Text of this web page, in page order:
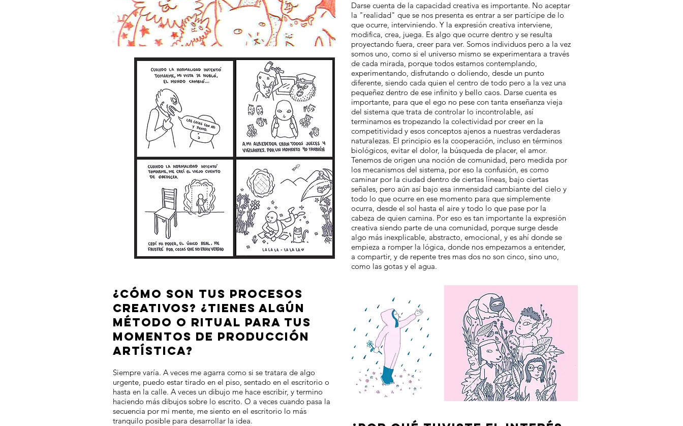
Darse cuenta de la capacidad creativa es importante. No aceptar
la "realidad" que se nos presenta es entrar a ser partícipe de lo
que ocurre, interviniendo. Y la expresión creativa interviene,
modifica, crea, juega. Es algo que ocurre dentro y se resulta
proyectando fuera, creer para ver. Somos individuos pero a la vez
somos uno, como si el universo mismo se experimentara a través
de cada mirada, porque todos estamos contemplando,
experimentando, disfrutando o doliendo, desde un punto
diferente, siendo cada quien el centro de todo pero a la vez una
pequeñez dentro de ese infinito y bello caos. Darse cuenta es
importante, para que el ego no pese con tanta enseñanza vieja
del sistema que trata de controlar lo incontrolable, así
terminamos es tropezando la colectividad por creer en la
competitividad y esos conceptos ajenos a nuestras verdaderas
naturalezas. El principio es la cooperación, incluso en términos
biológicos, evitar el dolor, la búsqueda de placer, el amor.
Tenemos de origen una noción de comunidad, pero medida por
los mecanismos del sistema, por eso la confusión, es como
caminar por la ciudad dentro de ciertas líneas, bajo ciertas
señales, pero aún así bajo esa inmensidad cambiante del cielo y
todo lo que ocurre en ese momento para que simplemente
ocurra, desde el sol hasta el aire y todo lo que pase por la
cabeza de quien camina. Por eso es tan importante la expresión
creativa siendo parte de una comunidad, porque surge desde
algo más inexplicable, abstracto, emocional, y es ahí donde se
empieza a romper la lógica, donde nos empezamos a entender,
a compartir, y de repente tres mas dos no son cinco, sino uno,
como las gotas y el agua.
¿CÓMO SON TUS PROCESOS
CREATIVOS? ¿TIENES ALGÚN
MÉTODO O RITUAL PARA TUS
MOMENTOS DE PRODUCCIÓN
ARTÍSTICA?
Siempre varía. A veces me agarra como si se tratara de algo
urgente, puedo estar tirado en el piso, sentado en el escritorio o
hasta en la calle. A veces un dibujo me hace escribir, y termino
haciendo más dibujos sobre lo escrito. O a veces cuando pasa la
secuencia por mi mente, me siento en el escritorio lo más
tranquilo posible para desarrollar la idea.